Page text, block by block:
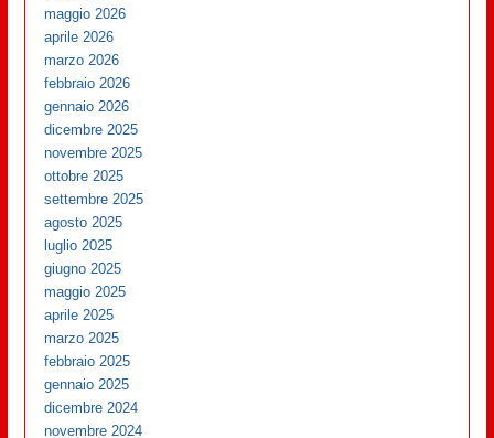
maggio 2026
aprile 2026
marzo 2026
febbraio 2026
gennaio 2026
dicembre 2025
novembre 2025
ottobre 2025
settembre 2025
agosto 2025
luglio 2025
giugno 2025
maggio 2025
aprile 2025
marzo 2025
febbraio 2025
gennaio 2025
dicembre 2024
novembre 2024